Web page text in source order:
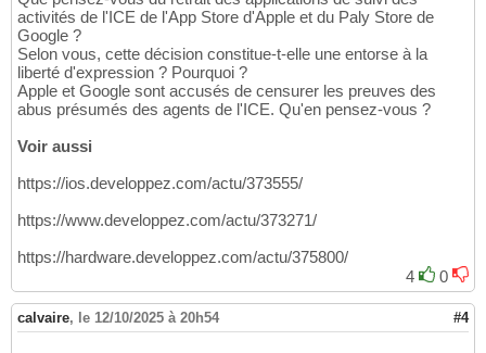
activités de l'ICE de l'App Store d'Apple et du Paly Store de
Google ?
Selon vous, cette décision constitue-t-elle une entorse à la
liberté d'expression ? Pourquoi ?
Apple et Google sont accusés de censurer les preuves des
abus présumés des agents de l'ICE. Qu'en pensez-vous ?
Voir aussi
https://ios.developpez.com/actu/373555/
https://www.developpez.com/actu/373271/
https://hardware.developpez.com/actu/375800/
4
0
calvaire, le 12/10/2025 à 20h54 #4